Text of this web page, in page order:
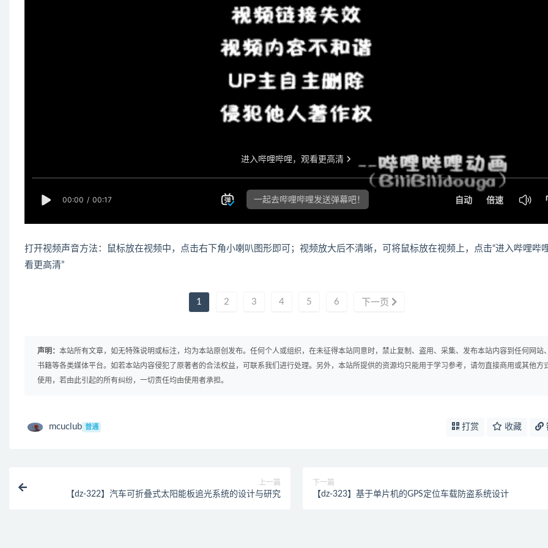
打开视频声音方法：鼠标放在视频中，点击右下角小喇叭图形即可；视频放大后不清晰，可将鼠标放在视频上，点击“进入哔哩哔
看更高清”
1 2 3 4 5 6 下一页
声明： 本站所有文章，如无特殊说明或标注，均为本站原创发布。任何个人或组织，在未征得本站同意时，禁止复制、盗用、采集、发布本站内容到任何网站
书籍等各类媒体平台。如若本站内容侵犯了原著者的合法权益，可联系我们进行处理。另外，本站所提供的资源均只能用于学习参考，请勿直接商用或其他方
使用，若由此引起的所有纠纷，一切责任均由使用者承担。
mcuclub 普通 打赏 收藏
上一篇
【dz-322】汽车可折叠式太阳能板追光系统的设计与研究
下一篇
【dz-323】基于单片机的GPS定位车载防盗系统设计